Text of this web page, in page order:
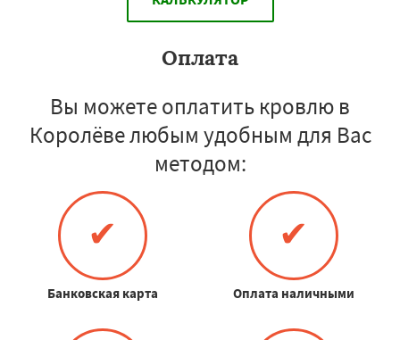
Оплата
Вы можете оплатить кровлю в
Королёве любым удобным для Вас
методом:
✔
Банковская карта
✔
Оплата наличными